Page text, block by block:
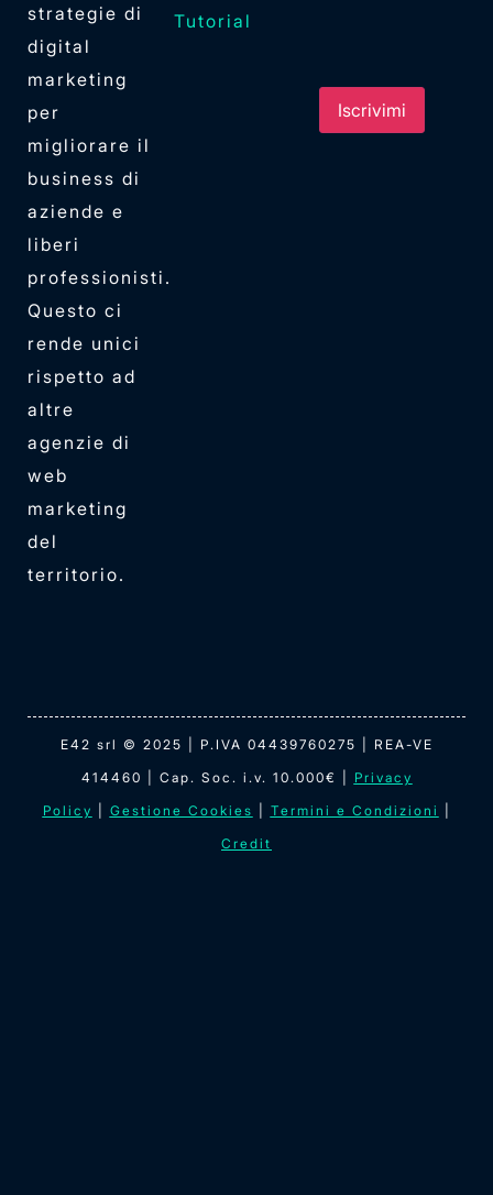
strategie di
digital
marketing
per
migliorare il
business di
aziende e
liberi
professionisti.
Questo ci
rende unici
rispetto ad
altre
agenzie di
web
marketing
del
territorio.
Tutorial
E42 srl © 2025 | P.IVA 04439760275 | REA-VE
414460 | Cap. Soc. i.v. 10.000€ | Privacy
Policy
Gestione Cookies Termini e Condizioni
Credit